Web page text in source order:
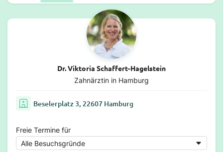
Dr. Viktoria Schaffert-Hagelstein
Zahnärztin in Hamburg
Beselerplatz 3, 22607 Hamburg
Freie Termine für